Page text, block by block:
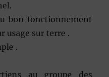
bon fonctionnement
usage sur terre .
.
au groupe des